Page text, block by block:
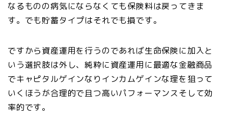
なるものの病気にならなくても保険料は戻ってきま
す。でも貯蓄タイプはそれでも損です。
ですから資産運用を行うのであれば生命保険に加入と
いう選択肢は外し、純粋に資産運用に最適な金融商品
でキャピタルゲインなりインカムゲインな理を狙って
いくほうが合理的で且つ高いパフォーマンスそして効
率的です。